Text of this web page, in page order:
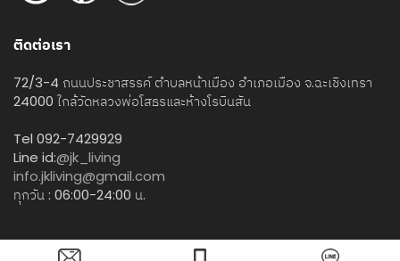
ติดต่อเรา
72/3-4 ถนนประชาสรรค์ ตำบลหน้าเมือง อำเภอเมือง จ.ฉะเชิงเทรา
24000 ใกล้วัดหลวงพ่อโสธรและห้างโรบินสัน
Tel 092-7429929
Line id:@jk_living
info.jkliving@gmail.com
ทุกวัน : 06:00-24:00 น.